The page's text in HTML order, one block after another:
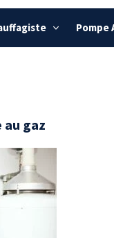
Pompe
au gaz